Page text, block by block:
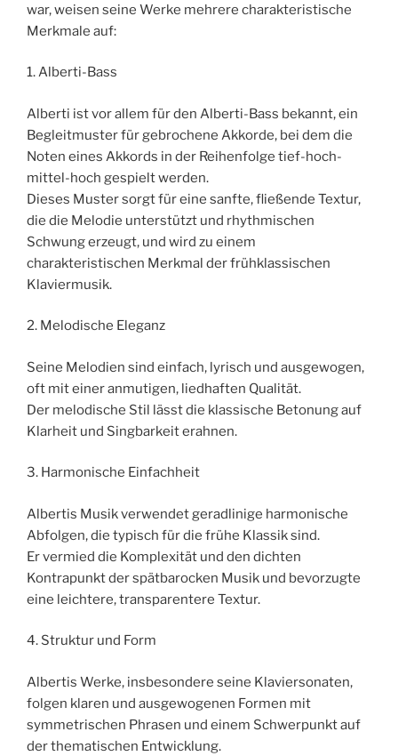
war, weisen seine Werke mehrere charakteristische
Merkmale auf:
1. Alberti-Bass
Alberti ist vor allem für den Alberti-Bass bekannt, ein
Begleitmuster für gebrochene Akkorde, bei dem die
Noten eines Akkords in der Reihenfolge tief-hoch-
mittel-hoch gespielt werden.
Dieses Muster sorgt für eine sanfte, fließende Textur,
die die Melodie unterstützt und rhythmischen
Schwung erzeugt, und wird zu einem
charakteristischen Merkmal der frühklassischen
Klaviermusik.
2. Melodische Eleganz
Seine Melodien sind einfach, lyrisch und ausgewogen,
oft mit einer anmutigen, liedhaften Qualität.
Der melodische Stil lässt die klassische Betonung auf
Klarheit und Singbarkeit erahnen.
3. Harmonische Einfachheit
Albertis Musik verwendet geradlinige harmonische
Abfolgen, die typisch für die frühe Klassik sind.
Er vermied die Komplexität und den dichten
Kontrapunkt der spätbarocken Musik und bevorzugte
eine leichtere, transparentere Textur.
4. Struktur und Form
Albertis Werke, insbesondere seine Klaviersonaten,
folgen klaren und ausgewogenen Formen mit
symmetrischen Phrasen und einem Schwerpunkt auf
der thematischen Entwicklung.